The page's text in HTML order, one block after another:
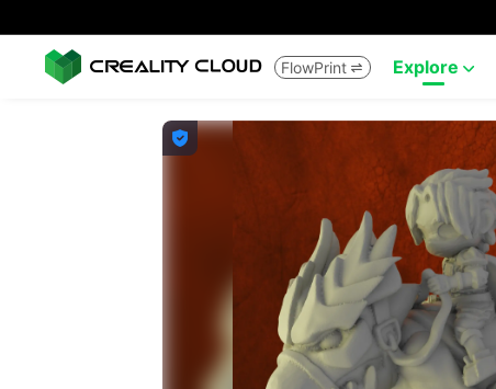
FlowPrint  Explore 
